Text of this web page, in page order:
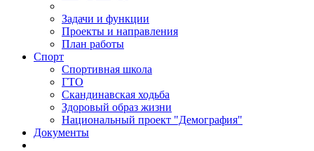
Задачи и функции
Проекты и направления
План работы
Спорт
Спортивная школа
ГТО
Скандинавская ходьба
Здоровый образ жизни
Национальный проект "Демография"
Документы